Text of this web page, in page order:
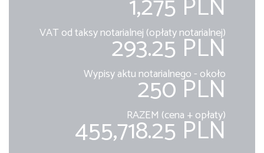
1,275 PLN
VAT od taksy notarialnej (opłaty notarialnej)
293.25 PLN
Wypisy aktu notarialnego - około
250 PLN
RAZEM (cena + opłaty)
455,718.25 PLN